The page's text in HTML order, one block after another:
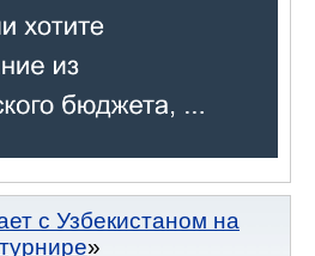
с Узбекистаном на